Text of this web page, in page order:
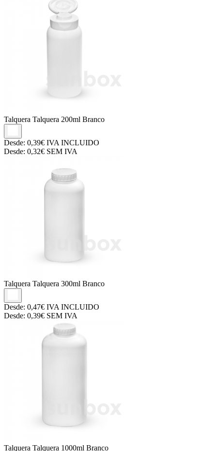
Talquera Talquera 200ml Branco
Desde: 0,39€ IVA INCLUIDO
Desde: 0,32€ SEM IVA
Talquera Talquera 300ml Branco
Desde: 0,47€ IVA INCLUIDO
Desde: 0,39€ SEM IVA
Talquera Talquera 1000ml Branco